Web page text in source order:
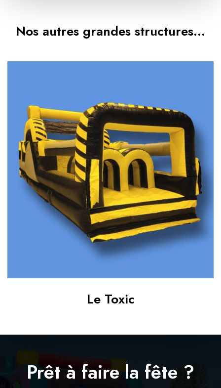
Nos autres grandes structures…
o
x
i
c
Prêt à faire la fête ?